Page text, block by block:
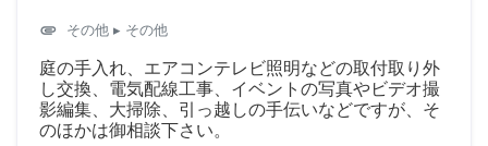
attachment その他 ▸ その他
庭の手入れ、エアコンテレビ照明などの取付取り外
し交換、電気配線工事、イベントの写真やビデオ撮
影編集、大掃除、引っ越しの手伝いなどですが、そ
のほかは御相談下さい。